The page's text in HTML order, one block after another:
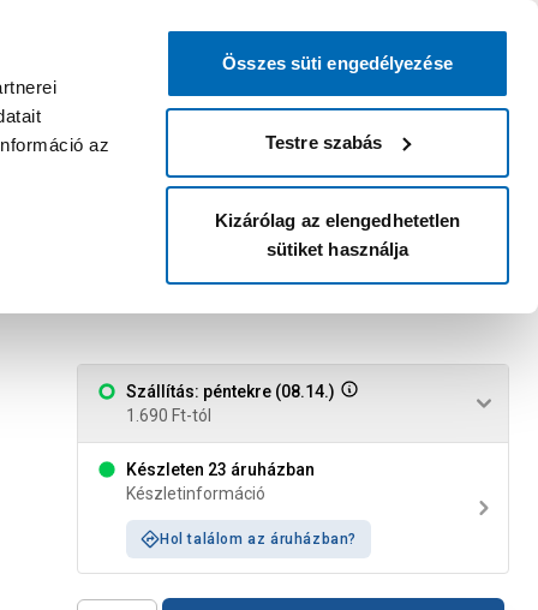
az
Összes süti engedélyezése
Testre szabás
Kizárólag az elengedhetetlen
sütiket használja
bejelentkezni?
Belépés Listáim
Áruházak és szolgáltatások
Szállítás: péntekre (08.14.)
1.690 Ft-tól
Készleten 23 áruházban
Készletinformáció
Hol találom az áruházban?